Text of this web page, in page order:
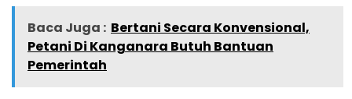
Baca Juga : Bertani Secara Konvensional,
Petani Di Kanganara Butuh Bantuan
Pemerintah